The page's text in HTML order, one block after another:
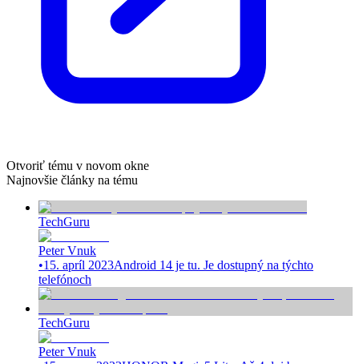
Otvoriť tému v novom okne
Najnovšie články na tému
TechGuru
Peter Vnuk
•15. apríl 2023Android 14 je tu. Je dostupný na týchto
telefónoch
TechGuru
Peter Vnuk